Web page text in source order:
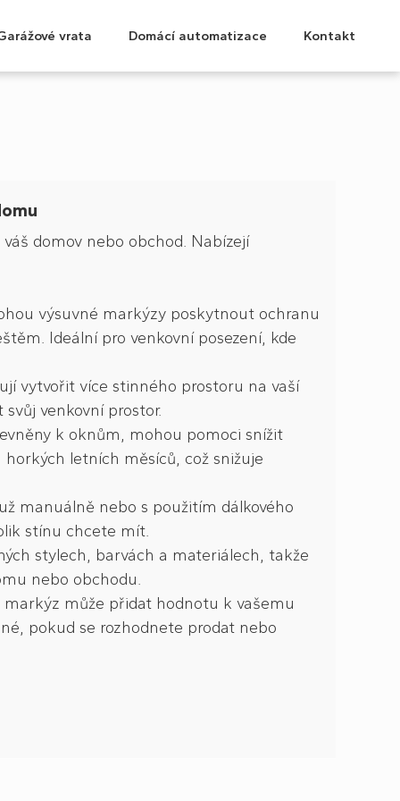
vrata Domácí automatizace Kontakt
domov nebo obchod. Nabízejí
výsuvné markýzy poskytnout ochranu
Ideální pro venkovní posezení, kde
vytvořit více stinného prostoru na vaší
venkovní prostor.
k oknům, mohou pomoci snížit
letních měsíců, což snižuje
manuálně nebo s použitím dálkového
stínu chcete mít.
stylech, barvách a materiálech, takže
nebo obchodu.
může přidat hodnotu k vašemu
pokud se rozhodnete prodat nebo